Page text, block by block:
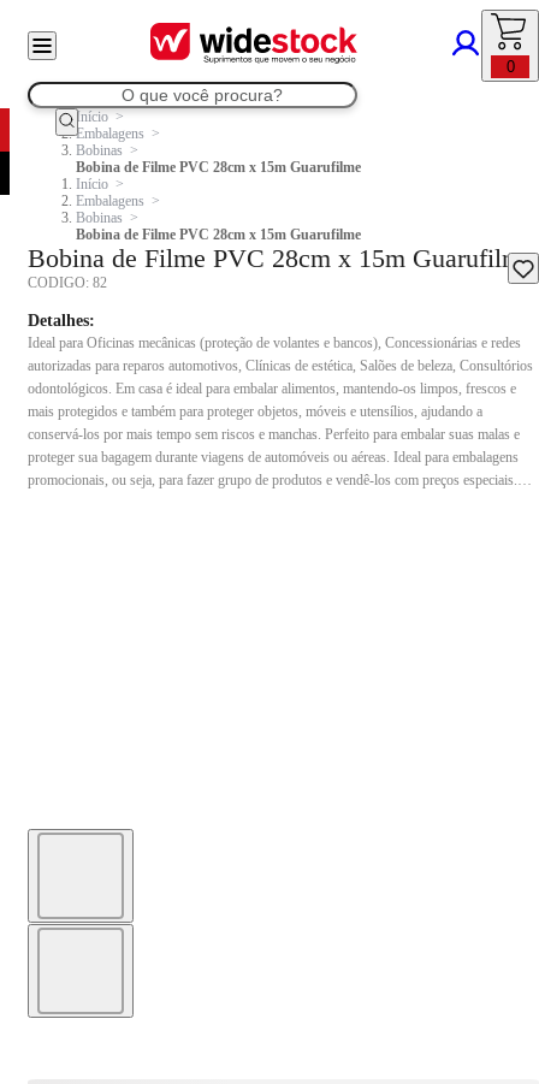
0
Início
Embalagens
Bobinas
Bobina de Filme PVC 28cm x 15m Guarufilme
Início
Embalagens
Bobinas
Bobina de Filme PVC 28cm x 15m Guarufilme
Bobina de Filme PVC 28cm x 15m Guarufilme
CODIGO: 82
Detalhes:
Ideal para Oficinas mecânicas (proteção de volantes e bancos), Concessionárias e redes
autorizadas para reparos automotivos, Clínicas de estética, Salões de beleza, Consultórios
odontológicos. Em casa é ideal para embalar alimentos, mantendo-os limpos, frescos e
mais protegidos e também para proteger objetos, móveis e utensílios, ajudando a
conservá-los por mais tempo sem riscos e manchas. Perfeito para embalar suas malas e
proteger sua bagagem durante viagens de automóveis ou aéreas. Ideal para embalagens
promocionais, ou seja, para fazer grupo de produtos e vendê-los com preços especiais.